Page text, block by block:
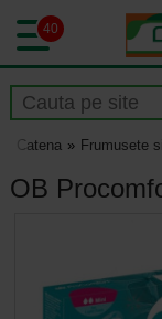
40
Catena Frumusete
OB